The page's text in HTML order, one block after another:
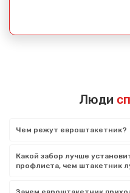
Люди
Чем режут евроштакетник?
Какой забор лучше
профлиста, чем штакетник